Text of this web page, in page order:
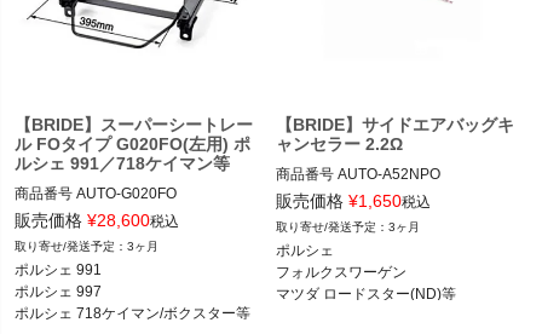
【BRIDE】スーパーシートレー
ル FOタイプ G020FO(左用) ポ
ルシェ 991／718ケイマン等
商品番号 AUTO-G020FO
メーカー品番：G020FO
ポルシェ 991 12-19
ポルシェ 997 05-13
ポルシェ 996 98-05
販売価格 ¥28,600税込
3ヶ月
ポルシェ 991
ポルシェ 997
ポルシェ 718ケイマン/ボクスター等
【BRIDE】サイドエアバッグキ
ャンセラー 2.2Ω
商品番号 AUTO-A52NPO
メーカー品番：A52NPO
ポルシェ
フォルクスワーゲン
マツダ ロードスター(ND)等
販売価格 ¥1,650税込
3ヶ月
ポルシェ
フォルクスワーゲン
マツダ ロードスター(ND)等